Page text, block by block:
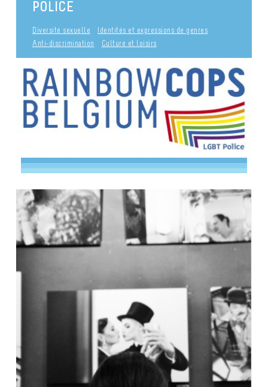
POLICE
Diversité sexuelle
Identités et expressions de genres
Anti-discrimination
Culture et loisirs